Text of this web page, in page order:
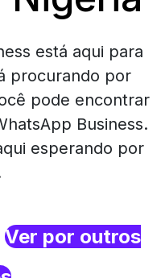
está aqui para
procurando por
pode encontrar
Business.
esperando por
Ver por outros